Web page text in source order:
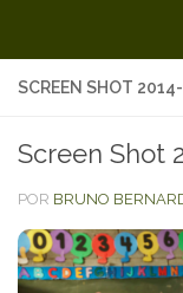
SCREEN SHOT
Screen Shot
POR BRUNO